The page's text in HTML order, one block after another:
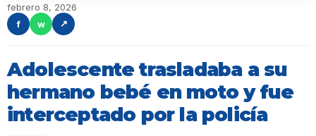
febrero 8, 2026
f
w ↗
Adolescente trasladaba a su
hermano bebé en moto y fue
interceptado por la policía